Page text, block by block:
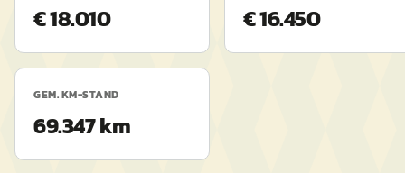
€ 18.010 € 16.450
GEM. KM-STAND
69.347 km